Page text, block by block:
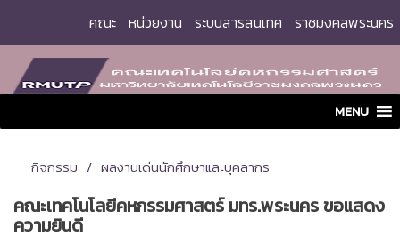
content
คณะ หน่วยงาน ระบบสารสนเทศ ราชมงคลพระนคร
MENU
กิจกรรม ผลงานเด่นนักศึกษาและบุคลากร
คณะเทคโนโลยีคหกรรมศาสตร์ มทร.พระนคร ขอแสดง
ความยินดี